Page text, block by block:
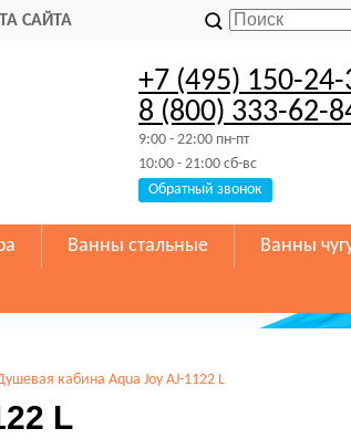
САЙТА
+7 (495) 150-24-
8 (800) 333-62-
9:00 - 22:00 пн-пт
10:00 - 21:00 сб-вс
Обратный звонок
Ванны стальные Ванны
кабина Aqua Joy AJ-1122 L
L